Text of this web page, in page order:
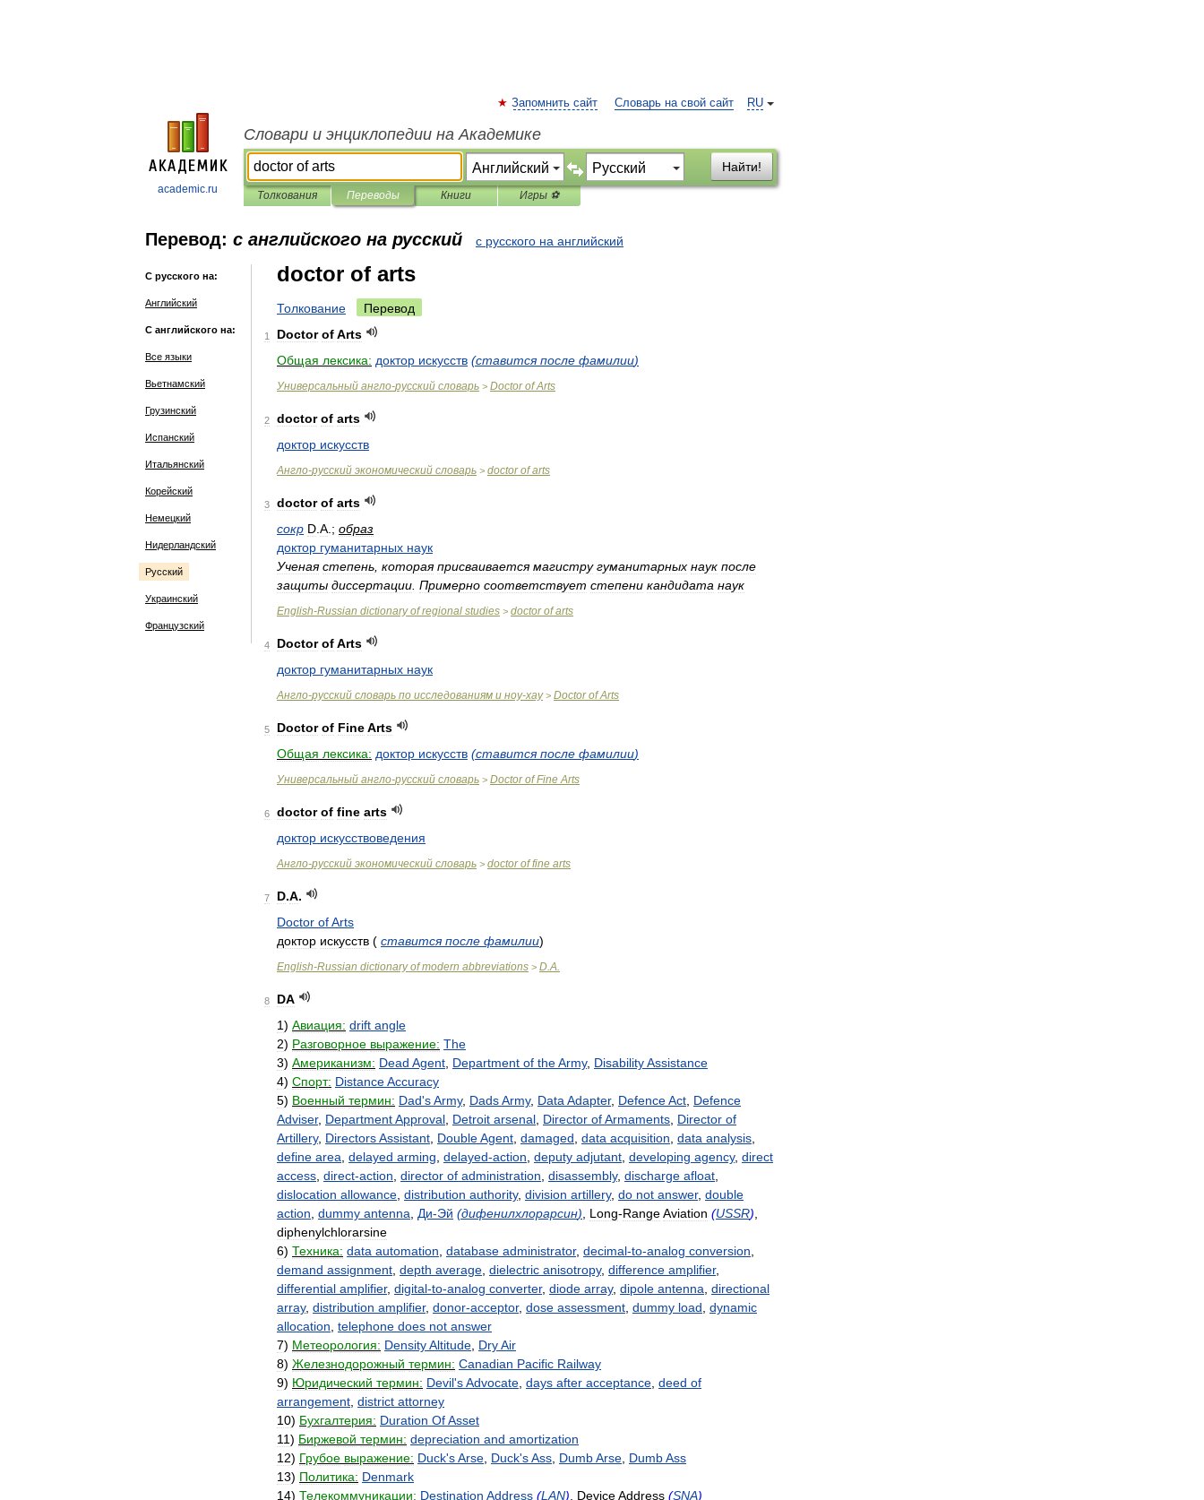
academic.ru
RU
Запомнить сайт Словарь на свой сайт
Словари и энциклопедии на Академике
Найти!
Толкования Переводы Книги Игры ⚽
Перевод: с английского на русский с русского на английский
С русского на:
Английский
С английского на:
Все языки
Вьетнамский
Грузинский
Испанский
Итальянский
Корейский
Немецкий
Нидерландский
Русский
Украинский
Французский
doctor of arts
Толкование Перевод
1 Doctor ofArts
Общая лексика: доктор искусств (ставится после фамилии)
Универсальный англо-русский словарь > Doctor of Arts
2 doctor of arts
доктор искусств
Англо-русский экономический словарь > doctor of arts
3 doctor of arts
сокр D A .; образ
доктор гуманитарных наук
Ученая степень которая присваивается магистру гуманитарных наук после
защиты диссертации Примерно соответствует степени кандидата наук
English-Russian dictionary of regional studies > doctor of arts
4 Doctor ofArts
доктор гуманитарных наук
Англо-русский словарь по исследованиям и ноу-хау> Doctor of Arts
5 Doctor of FineArts
Общая лексика: доктор искусств (ставится после фамилии)
Универсальный англо-русский словарь > Doctor of Fine Arts
6 doctor of fine arts
доктор искусствоведения
Англо-русский экономический словарь > doctor of fine arts
7 D.A.
Doctor ofArts
доктор искусств ( ставится после фамилии)
English-Russian dictionary of modern abbreviations > D.A.
8
DA
1) Авиация: drift angle
2) Разговорное выражение: The
3) Американизм: Dead Agent Department of theArmy, DisabilityAssistance
4) Спорт: DistanceAccuracy
5) Военный термин: Dad'sArmy, DadsArmy, Data Adapter, DefenceAct Defence
Adviser, DepartmentApproval Detroit arsenal Director ofArmaments Director of
Artillery, DirectorsAssistant DoubleAgent damaged data acquisition data analysis
define area delayed arming delayed-action deputy adjutant developing agency, direct
access direct-action director of administration disassembly, discharge afloat
dislocation allowance distribution authority, division artillery, do not answer, double
action dummy antenna Ди-Эй (дифенилхлорарсин) Long-RangeAviation (USSR)
diphenylchlorarsine
6) Техника: data automation database administrator, decimal-to-analog conversion
demand assignment depth average dielectric anisotropy, difference amplifier,
differential amplifier, digital-to-analog converter, diode array, dipole antenna directional
array, distribution amplifier, donor-acceptor, dose assessment dummy load dynamic
allocation telephone does not answer
7) Метеорология: DensityAltitude DryAir
8) Железнодорожный термин: Canadian Pacific Railway
9) Юридический термин: Devil'sAdvocate days after acceptance deed of
arrangement district attorney
10) Бухгалтерия: Duration OfAsset
11) Биржевой термин: depreciation and amortization
12) Грубое выражение: Duck'sArse Duck'sAss DumbArse DumbAss
13) Политика: Denmark
14) Телекоммуникации: Destination Address (LAN) DeviceAddress (SNA)